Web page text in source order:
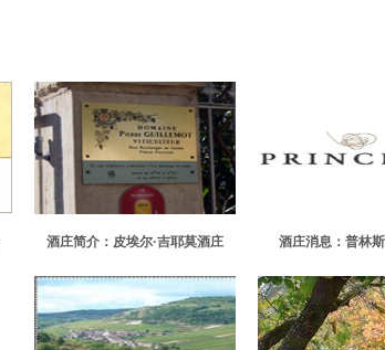
酒庄简介：皮埃尔·吉耶莫酒庄
酒庄消息：普林